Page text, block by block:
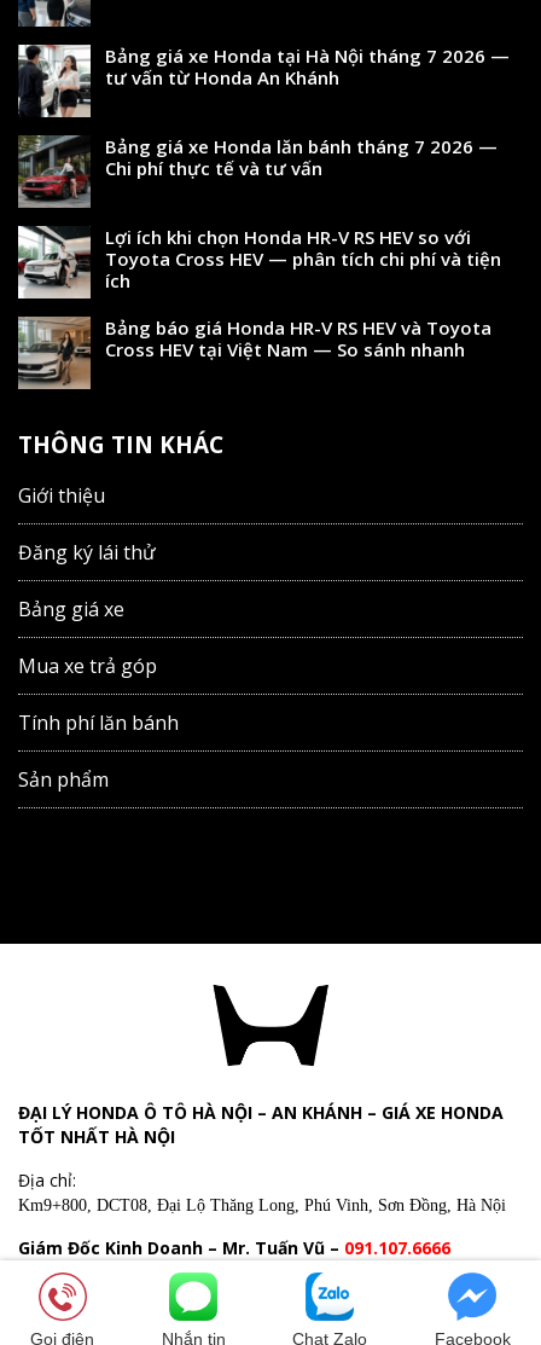
Bảng giá xe Honda tại Hà Nội tháng 7 2026 —
tư vấn từ Honda An Khánh
Bảng giá xe Honda lăn bánh tháng 7 2026 —
Chi phí thực tế và tư vấn
Lợi ích khi chọn Honda HR-V RS HEV so với
Toyota Cross HEV — phân tích chi phí và tiện
ích
Bảng báo giá Honda HR-V RS HEV và Toyota
Cross HEV tại Việt Nam — So sánh nhanh
THÔNG TIN KHÁC
Giới thiệu
Đăng ký lái thử
Bảng giá xe
Mua xe trả góp
Tính phí lăn bánh
Sản phẩm
ĐẠI LÝ HONDA Ô TÔ HÀ NỘI – AN KHÁNH – GIÁ XE HONDA
TỐT NHẤT HÀ NỘI
Địa chỉ:
Km9+800, DCT08, Đại Lộ Thăng Long, Phú Vinh, Sơn Đồng, Hà Nội
Giám Đốc Kinh Doanh – Mr. Tuấn Vũ – 091.107.6666
Copyright © 2020 Allright reserved.
Gọi điện Nhắn tin Chat Zalo Facebook